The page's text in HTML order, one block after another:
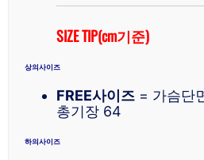
SIZE TIP(cm기준)
상의사이즈
FREE사이즈 = 가슴단
총기장 64
하의사이즈